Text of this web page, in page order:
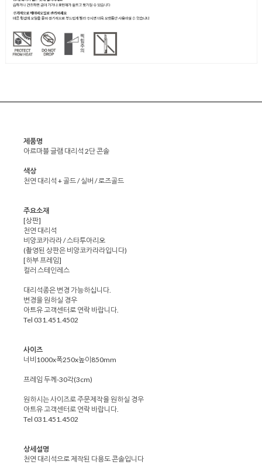
제품명
아르마블 글램 대리석 2단 콘솔
색상
천연 대리석 + 골드 / 실버 / 로즈골드
주요소재
[상판]
천연 대리석
비앙코카라라 / 스타투아리오
(촬영된 상판은 비앙코카라라입니다)
[하부 프레임]
컬러 스테인레스
대리석종은 변경 가능하십니다.
변경을 원하실 경우
아트유 고객센터로 연락 바랍니다.
Tel 031.451.4502
사이즈
너비1000x폭250x높이850mm
프레임 두께-30각(3cm)
원하시는 사이즈로 주문제작을 원하실 경우
아트유 고객센터로 연락 바랍니다.
Tel 031.451.4502
상세설명
천연 대리석으로 제작된 다용도 콘솔입니다